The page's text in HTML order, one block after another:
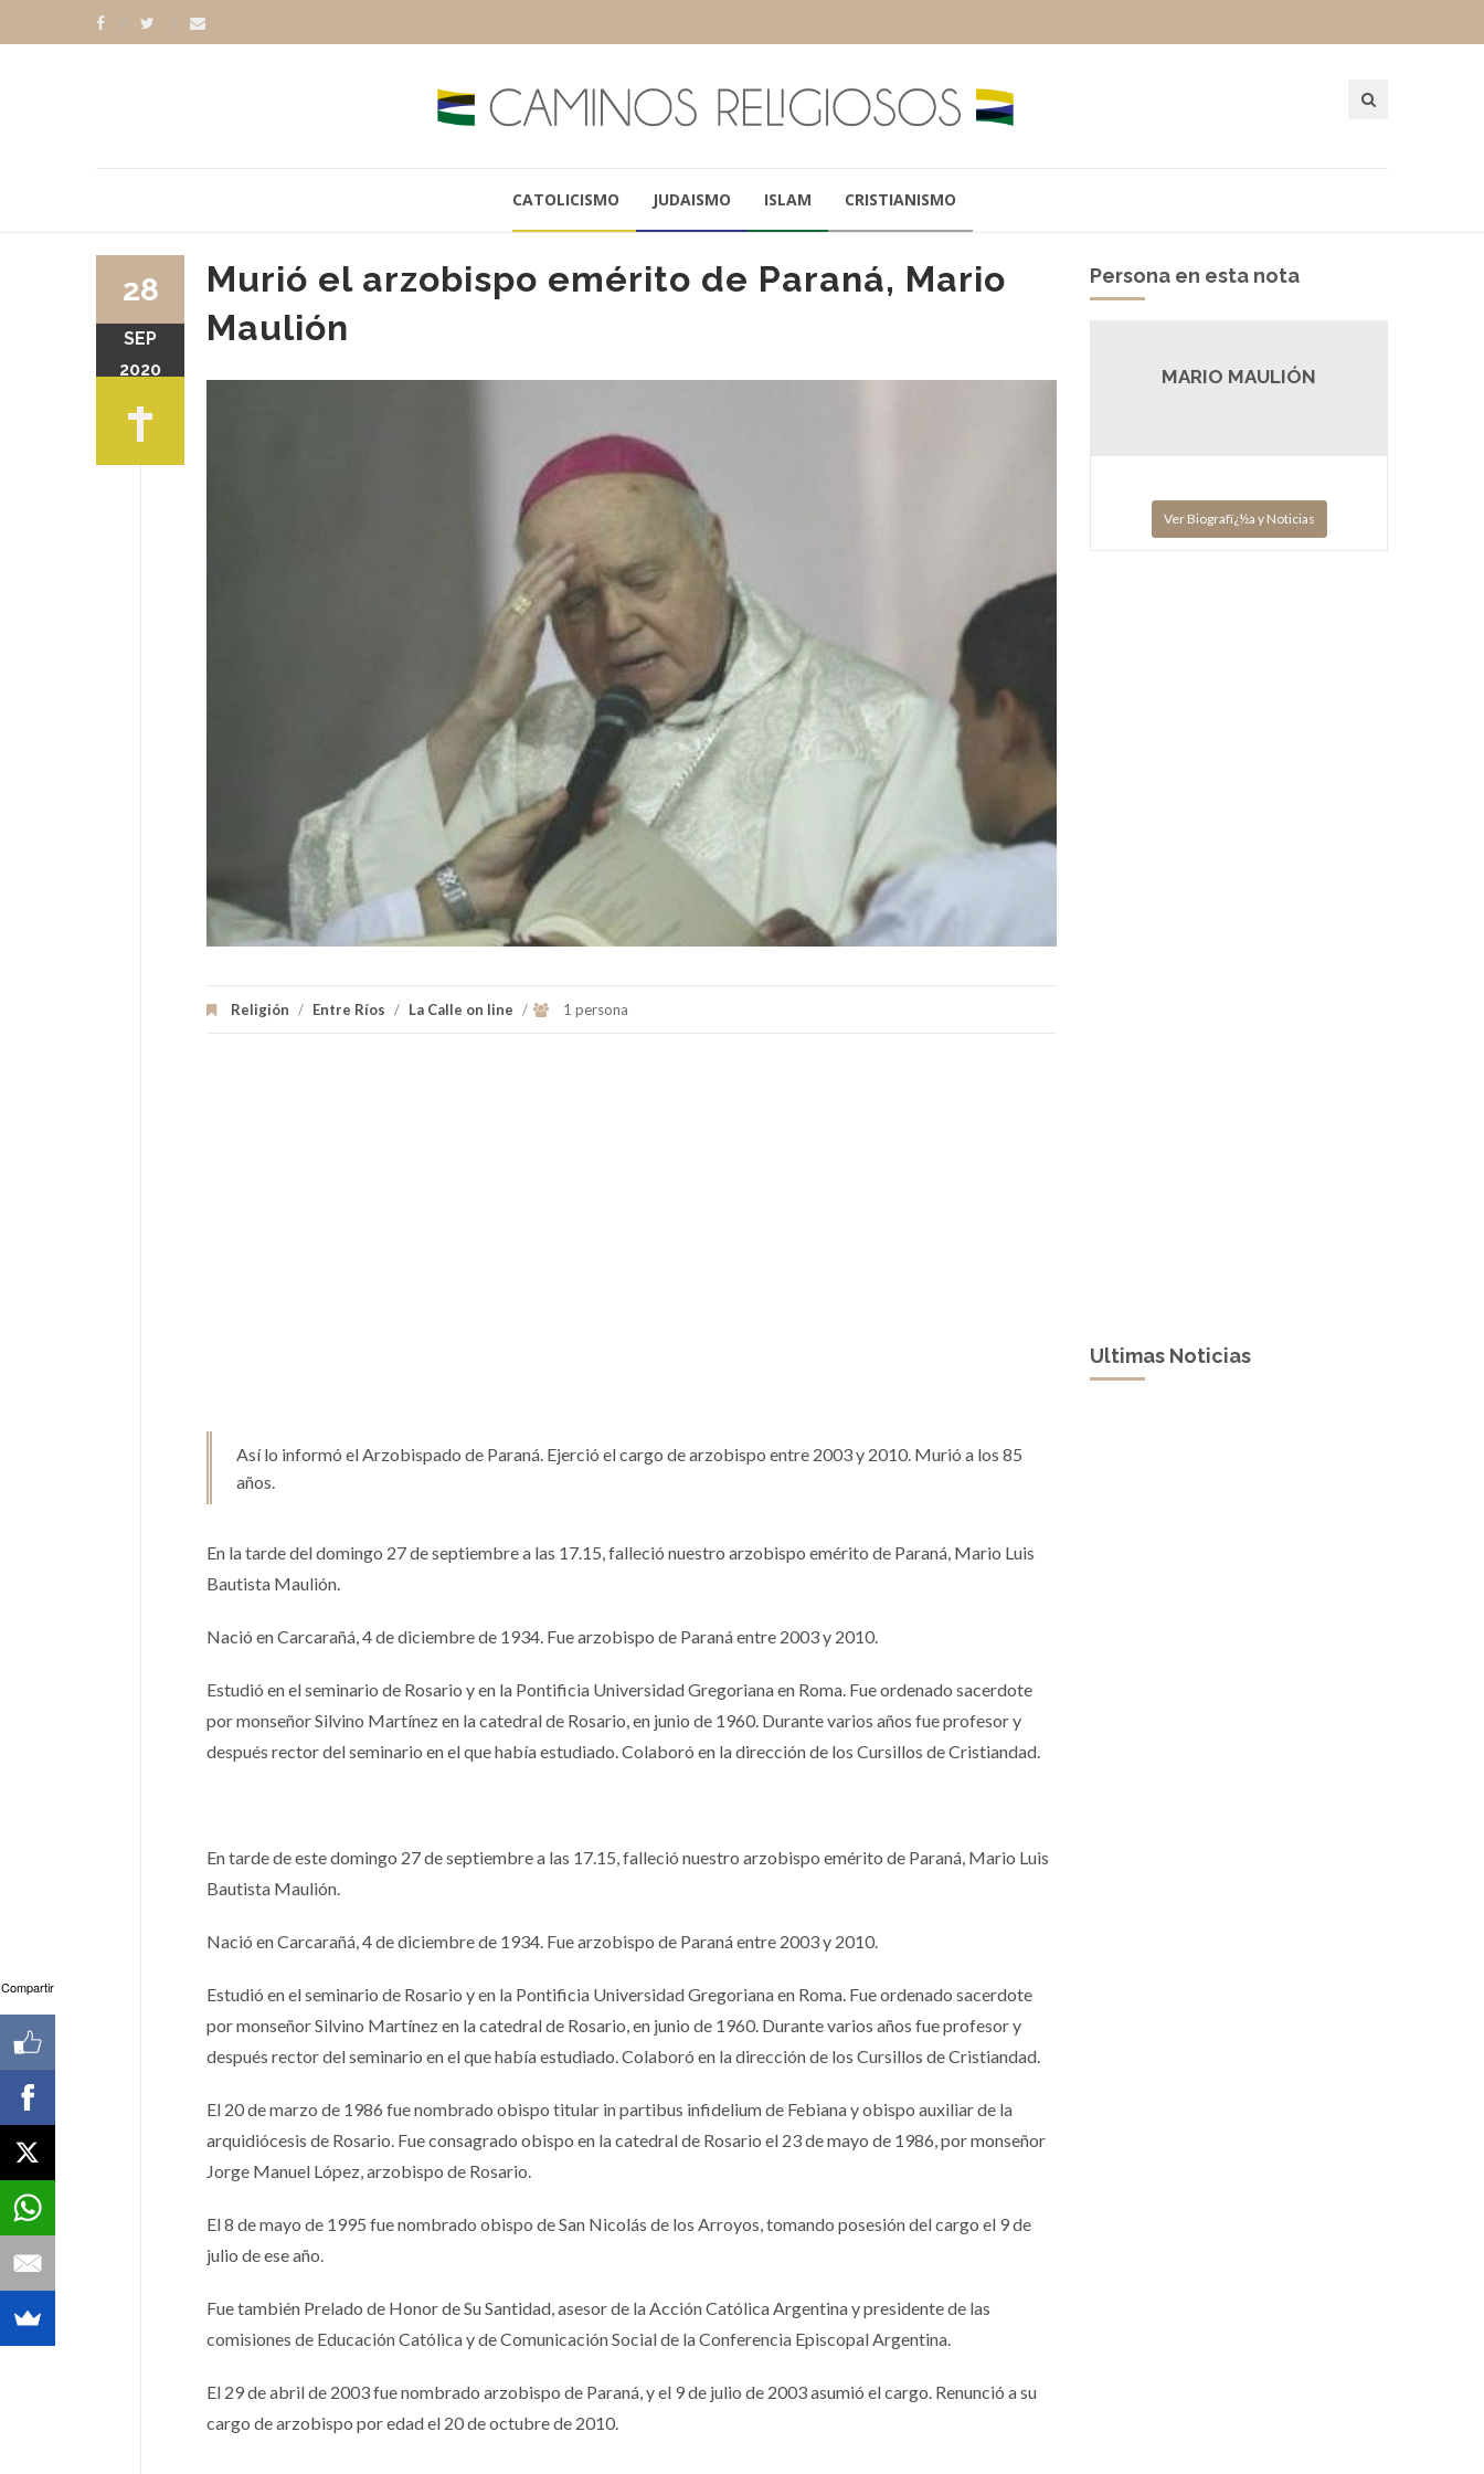
CATOLICISMO JUDAISMO ISLAM CRISTIANISMO
Murió el arzobispo emérito de Paraná, Mario
Maulión
Religión / Entre Ríos / La Calle on line / 1 persona
28
SEP
2020
Así lo informó el Arzobispado de Paraná. Ejerció el cargo de arzobispo entre 2003 y 2010. Murió a los 85
años.
En la tarde del domingo 27 de septiembre a las 17.15, falleció nuestro arzobispo emérito de Paraná, Mario Luis
Bautista Maulión.
Nació en Carcarañá, 4 de diciembre de 1934. Fue arzobispo de Paraná entre 2003 y 2010.
Estudió en el seminario de Rosario y en la Pontificia Universidad Gregoriana en Roma. Fue ordenado sacerdote
por monseñor Silvino Martínez en la catedral de Rosario, en junio de 1960. Durante varios años fue profesor y
después rector del seminario en el que había estudiado. Colaboró en la dirección de los Cursillos de Cristiandad.
En tarde de este domingo 27 de septiembre a las 17.15, falleció nuestro arzobispo emérito de Paraná, Mario Luis
Bautista Maulión.
Nació en Carcarañá, 4 de diciembre de 1934. Fue arzobispo de Paraná entre 2003 y 2010.
Estudió en el seminario de Rosario y en la Pontificia Universidad Gregoriana en Roma. Fue ordenado sacerdote
por monseñor Silvino Martínez en la catedral de Rosario, en junio de 1960. Durante varios años fue profesor y
después rector del seminario en el que había estudiado. Colaboró en la dirección de los Cursillos de Cristiandad.
El 20 de marzo de 1986 fue nombrado obispo titular in partibus infidelium de Febiana y obispo auxiliar de la
arquidiócesis de Rosario. Fue consagrado obispo en la catedral de Rosario el 23 de mayo de 1986, por monseñor
Jorge Manuel López, arzobispo de Rosario.
El 8 de mayo de 1995 fue nombrado obispo de San Nicolás de los Arroyos, tomando posesión del cargo el 9 de
julio de ese año.
Fue también Prelado de Honor de Su Santidad, asesor de la Acción Católica Argentina y presidente de las
comisiones de Educación Católica y de Comunicación Social de la Conferencia Episcopal Argentina.
El 29 de abril de 2003 fue nombrado arzobispo de Paraná, y el 9 de julio de 2003 asumió el cargo. Renunció a su
cargo de arzobispo por edad el 20 de octubre de 2010.
Persona en esta nota
MARIO MAULIÓN
Ver Biografï¿½a y Noticias
Ultimas Noticias
Compartir